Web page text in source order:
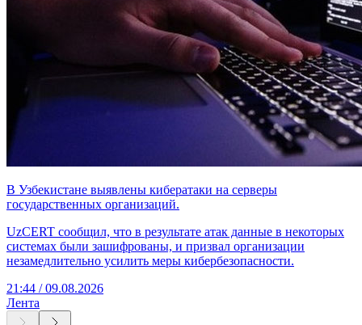
В Узбекистане выявлены кибератаки на серверы
государственных организаций.
UzCERT сообщил, что в результате атак данные в некоторых
системах были зашифрованы, и призвал организации
незамедлительно усилить меры кибербезопасности.
21:44 / 09.08.2026
Лента